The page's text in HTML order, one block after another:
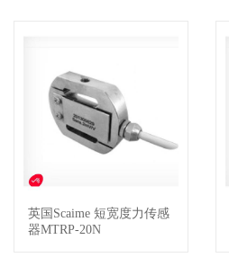
查看详情
英国Scaime 短宽度力传感
器MTRP-20N